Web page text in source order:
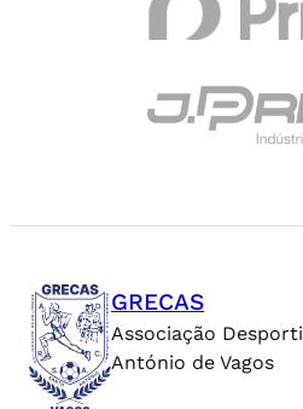
GRECAS
Associação
António de Vagos